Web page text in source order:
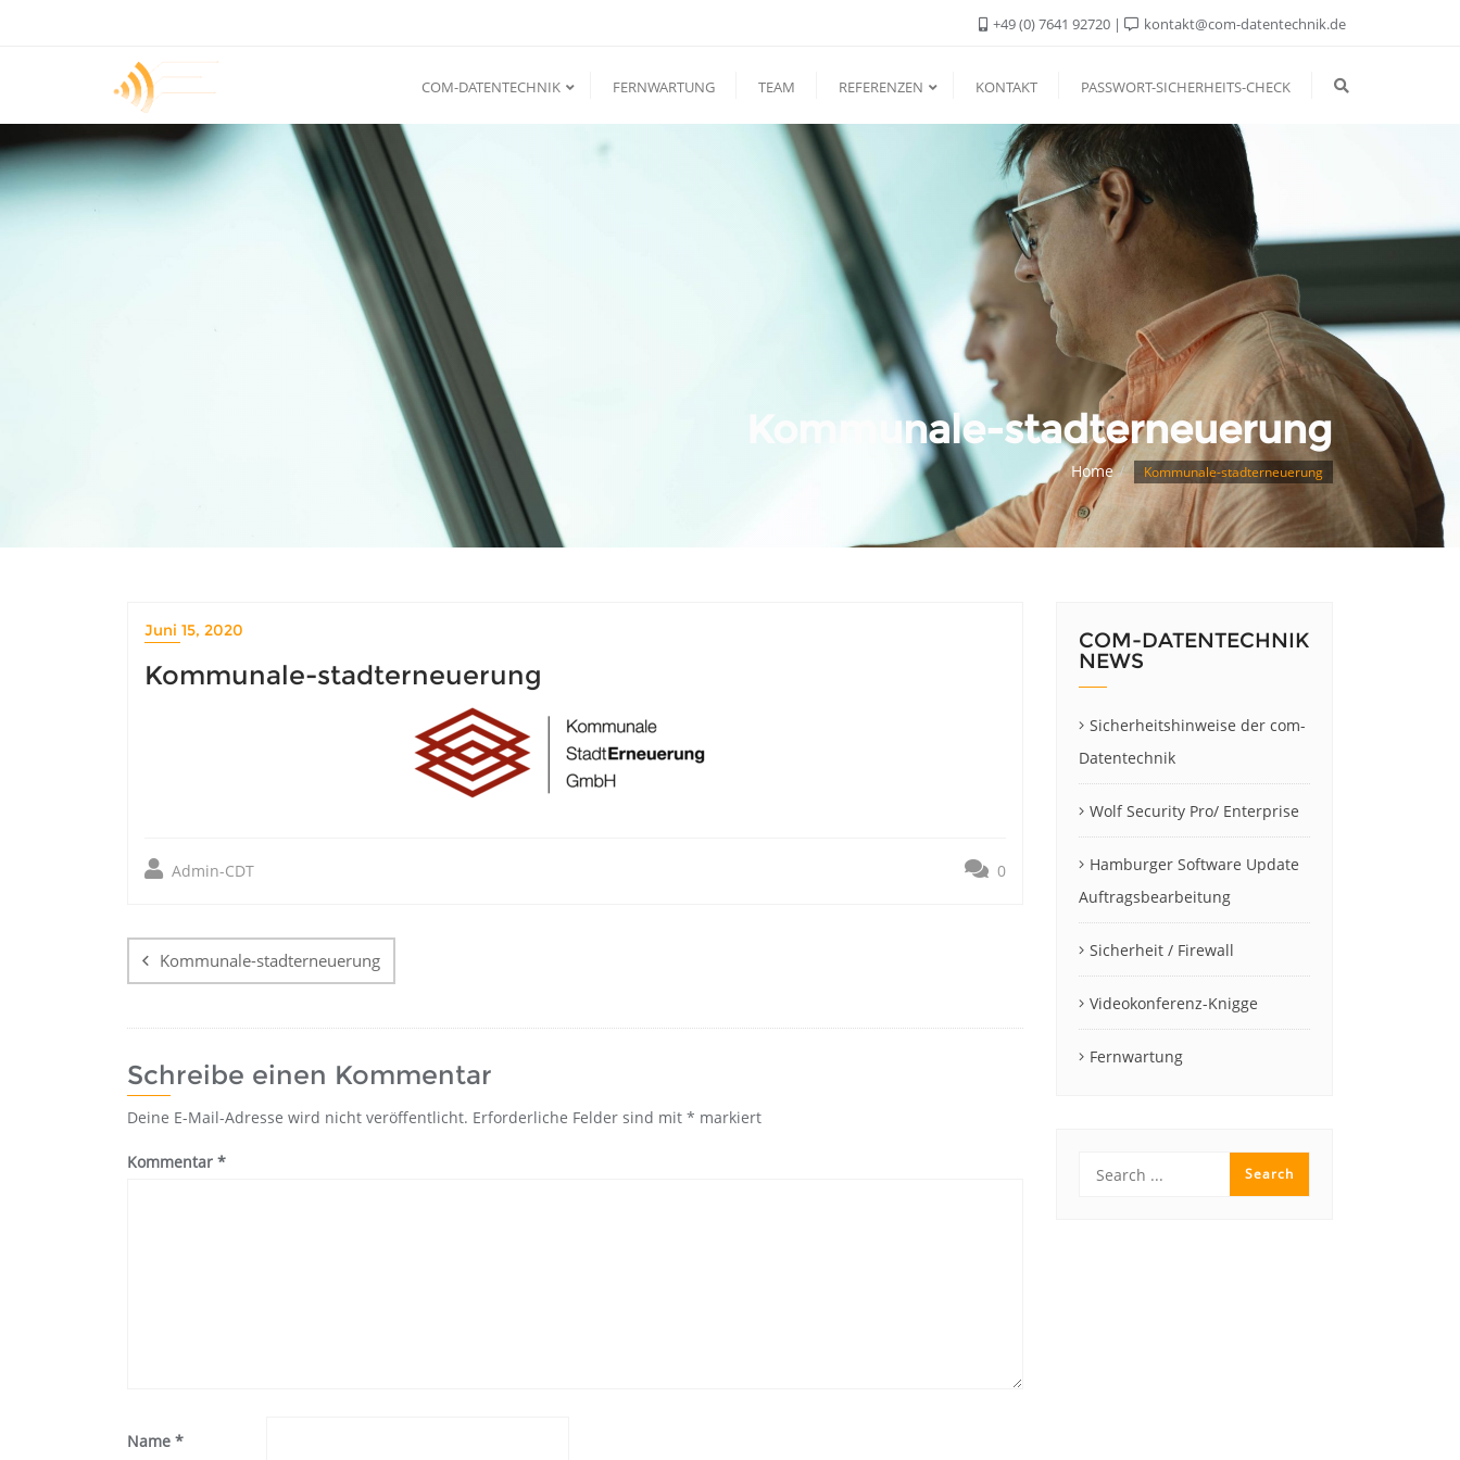
+49 (0) 7641 92720 kontakt@com-datentechnik.de
COM-DATENTECHNIK FERNWARTUNG TEAM REFERENZEN KONTAKT PASSWORT-SICHERHEITS-CHECK
Kommunale-stadterneuerung
Home Kommunale-stadterneuerung
Juni 15, 2020
Kommunale-stadterneuerung
Admin-CDT 0
Beitragsnavigation
Kommunale-stadterneuerung
Schreibe einen Kommentar
Deine E-Mail-Adresse wird nicht veröffentlicht. Erforderliche Felder sind mit * markiert
Kommentar *
Name *
COM-DATENTECHNIK
NEWS
Sicherheitshinweise der com-
Datentechnik
Wolf Security Pro/ Enterprise
Hamburger Software Update
Auftragsbearbeitung
Sicherheit / Firewall
Videokonferenz-Knigge
Fernwartung